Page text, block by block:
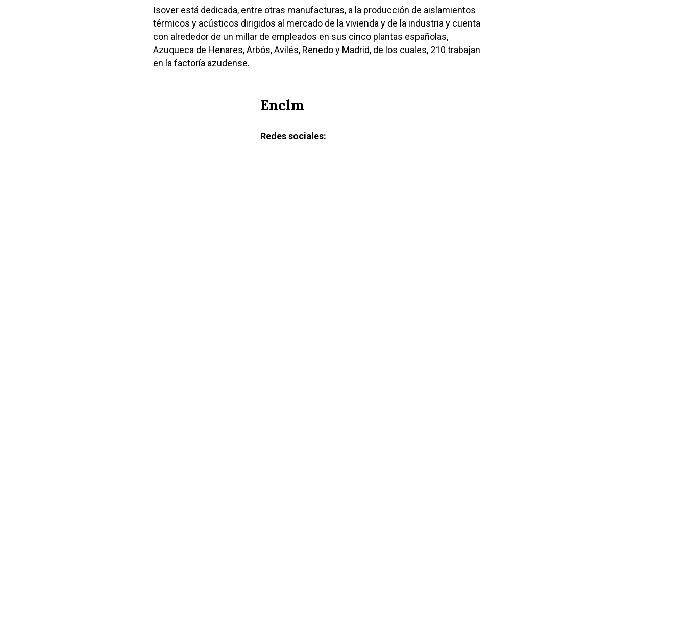
Isover está dedicada, entre otras manufacturas, a la producción de aislamientos
térmicos y acústicos dirigidos al mercado de la vivienda y de la industria y cuenta
con alrededor de un millar de empleados en sus cinco plantas españolas,
Azuqueca de Henares, Arbós, Avilés, Renedo y Madrid, de los cuales, 210 trabajan
en la factoría azudense.
Enclm
Redes sociales: